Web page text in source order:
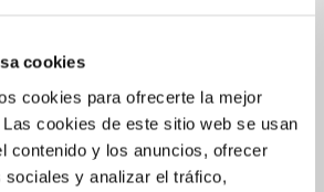
cookies
cookies para ofrecerte la mejor
cookies de este sitio web se usan
contenido y los anuncios, ofrecer
sociales y analizar el tráfico,
S/